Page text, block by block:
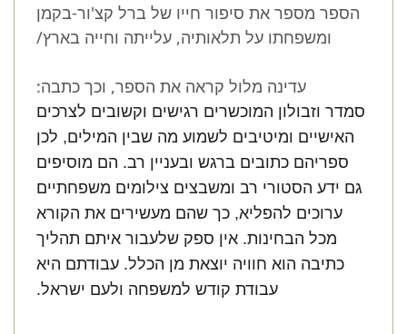
הספר מספר את סיפור חייו של ברל קצ'ור-בקמן
ומשפחתו על תלאותיה, עלייתה וחייה בארץ/
עדינה מלול קראה את הספר, וכך כתבה:
סמדר וזבולון המוכשרים רגישים וקשובים לצרכים
האישיים ומיטיבים לשמוע מה שבין המילים, לכן
ספריהם כתובים ברגש ובעניין רב. הם מוסיפים
גם ידע הסטורי רב ומשבצים צילומים משפחתיים
ערוכים להפליא, כך שהם מעשירים את הקורא
מכל הבחינות. אין ספק שלעבור איתם תהליך
כתיבה הוא חוויה יוצאת מן הכלל. עבודתם היא
עבודת קודש למשפחה ולעם ישראל.